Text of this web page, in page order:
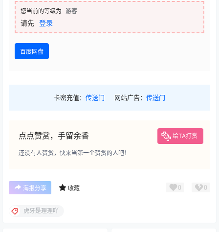
您当前的等级为 游客
请先 登录
百度网盘
卡密充值： 传送门 网站广告： 传送门
点点赞赏，手留余香 给TA打赏
还没有人赞赏，快来当第一个赞赏的人吧！
海报分享 收藏 0 0
虎牙是理理吖